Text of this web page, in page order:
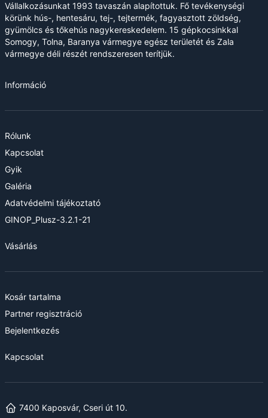
Vállalkozásunkat 1993 tavaszán alapítottuk. Fő tevékenységi
körünk hús-, hentesáru, tej-, tejtermék, fagyasztott zöldség,
gyümölcs és tőkehús nagykereskedelem. 15 gépkocsinkkal
Somogy, Tolna, Baranya vármegye egész területét és Zala
vármegye déli részét rendszeresen terítjük.
Információ
Rólunk
Kapcsolat
Gyik
Galéria
Adatvédelmi tájékoztató
GINOP_Plusz-3.2.1-21
Vásárlás
Kosár tartalma
Partner regisztráció
Bejelentkezés
Kapcsolat
7400 Kaposvár, Cseri út 10.